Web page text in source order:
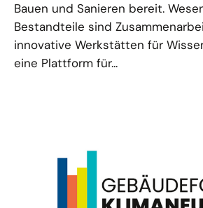
Bauen und Sanieren bereit.
Bestandteile sind
innovative Werkstätten für
eine Plattform für...